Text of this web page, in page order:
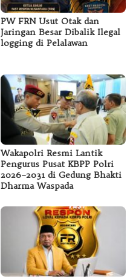
PW FRN Usut Otak dan
Jaringan Besar Dibalik Ilegal
logging di Pelalawan
Wakapolri Resmi Lantik
Pengurus Pusat KBPP Polri
2026–2031 di Gedung Bhakti
Dharma Waspada